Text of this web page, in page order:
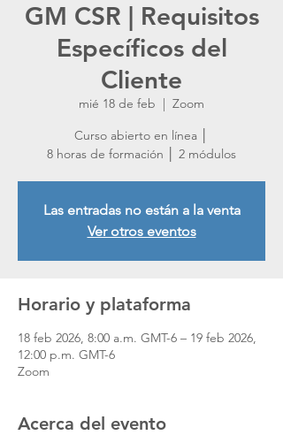
GM CSR | Requisitos
Específicos del
Cliente
mié 18 de feb
  |
Zoom
Curso abierto en línea │
8 horas de formación │ 2 módulos
Las entradas no están a la venta
Ver otros eventos
Horario y plataforma
18 feb 2026, 8:00 a.m. GMT-6 – 19 feb 2026,
12:00 p.m. GMT-6
Zoom
Acerca del evento